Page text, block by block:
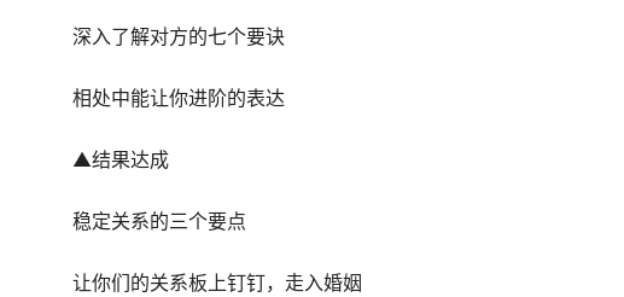
深入了解对方的七个要诀
相处中能让你进阶的表达
▲结果达成
稳定关系的三个要点
让你们的关系板上钉钉，走入婚姻